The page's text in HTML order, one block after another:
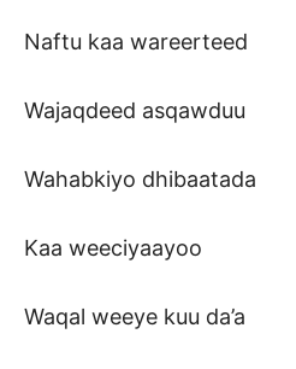
Naftu kaa wareerteed
Wajaqdeed asqawduu
Wahabkiyo dhibaatada
Kaa weeciyaayoo
Waqal weeye kuu da’a